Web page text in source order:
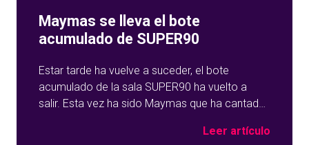
Maymas se lleva el bote
acumulado de SUPER90
Estar tarde ha vuelve a suceder, el bote
acumulado de la sala SUPER90 ha vuelto a
salir. Esta vez ha sido Maymas que ha cantado
1.249,85 euros del bote se han ido para Toledo.
Leer artículo